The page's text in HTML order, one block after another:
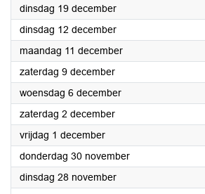
dinsdag 19 december2023
dinsdag 12 december2023
maandag 11 december2023
zaterdag 9 december2023
woensdag 6 december2023
zaterdag 2 december2023
vrijdag 1 december2023
donderdag 30 november2023
dinsdag 28 november2023